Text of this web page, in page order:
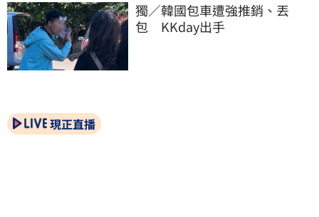
獨／韓國包車遭強推銷、丟
包　KKday出手
現正直播